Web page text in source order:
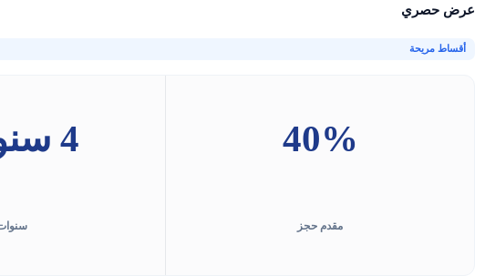
عرض حصري
أقساط مريحة
40%
مقدم حجز
4 سنوات